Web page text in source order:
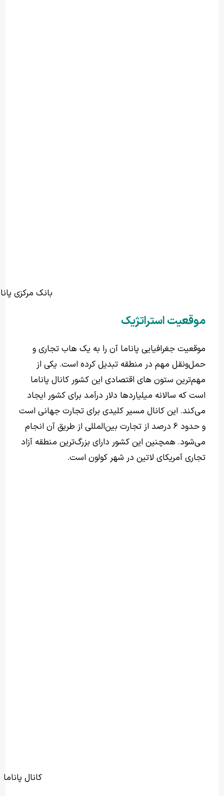
بانک مرکزی
موقعیت استراتژیک
موقعیت جغرافیایی پاناما آن را به یک هاب تجاری و
حمل‌ونقل مهم در منطقه تبدیل کرده است. یکی از
مهم‌ترین ستون های اقتصادی این کشور کانال پاناما
است که سالانه میلیاردها دلار درآمد برای کشور ایجاد
می‌کند. این کانال مسیر کلیدی برای تجارت جهانی است
و حدود 6 درصد از تجارت بین‌المللی از طریق آن انجام
می‌شود. همچنین این کشور دارای بزرگ‌ترین منطقه آزاد
تجاری آمریکای لاتین در شهر کولون است.
کانال پاناما